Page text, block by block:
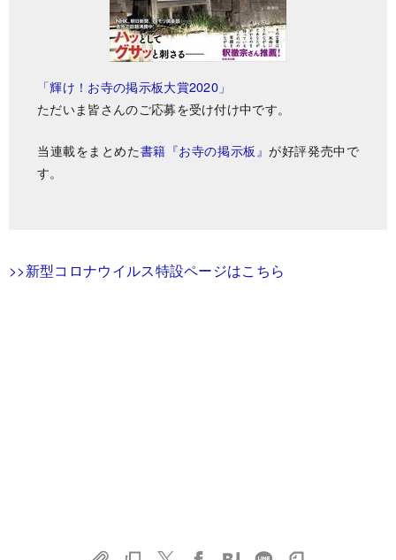
「輝け！お寺の掲示板大賞2020」
ただいま皆さんのご応募を受け付け中です。
当連載をまとめた書籍『お寺の掲示板』が好評発売中で
す。
>>新型コロナウイルス特設ページはこちら